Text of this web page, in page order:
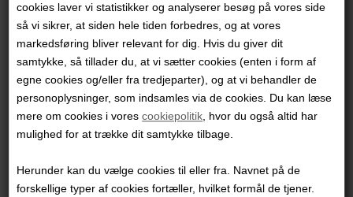
cookies laver vi statistikker og analyserer besøg på vores side
så vi sikrer, at siden hele tiden forbedres, og at vores
markedsføring bliver relevant for dig. Hvis du giver dit
samtykke, så tillader du, at vi sætter cookies (enten i form af
egne cookies og/eller fra tredjeparter), og at vi behandler de
personoplysninger, som indsamles via de cookies. Du kan læse
mere om cookies i vorescookiepolitik, hvor du også altid har
mulighed for at trække dit samtykke tilbage.
Herunder kan du vælge cookies til eller fra. Navnet på de
forskellige typer af cookies fortæller, hvilket formål de tjener.
Ann-Charlotte Ohlsson
1.200,00DKK